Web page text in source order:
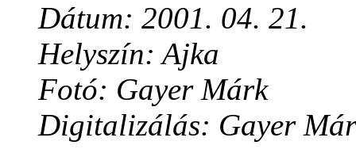
Dátum: 2001. 04. 21.
Helyszín: Ajka
Fotó: Gayer Márk
Digitalizálás: Gayer